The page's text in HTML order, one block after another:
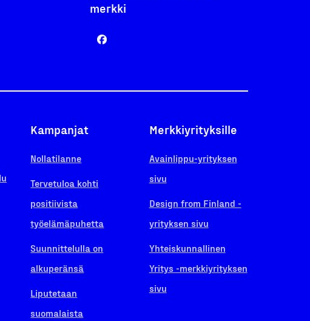
merkki
Kampanjat
Nollatilanne
Tervetuloa kohti
positiivista
työelämäpuhetta
Suunnittelulla on
alkuperänsä
Liputetaan
suomalaista
Merkkiyrityksille
Avainlippu-yrityksen
sivu
Design from Finland -
yrityksen sivu
Yhteiskunnallinen
Yritys -merkkiyrityksen
sivu